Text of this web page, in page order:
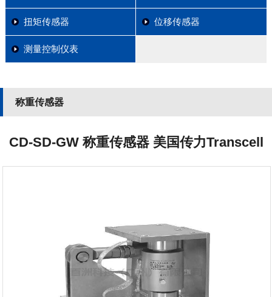
扭矩传感器 位移传感器
测量控制仪表
称重传感器
CD-SD-GW 称重传感器 美国传力Transcell